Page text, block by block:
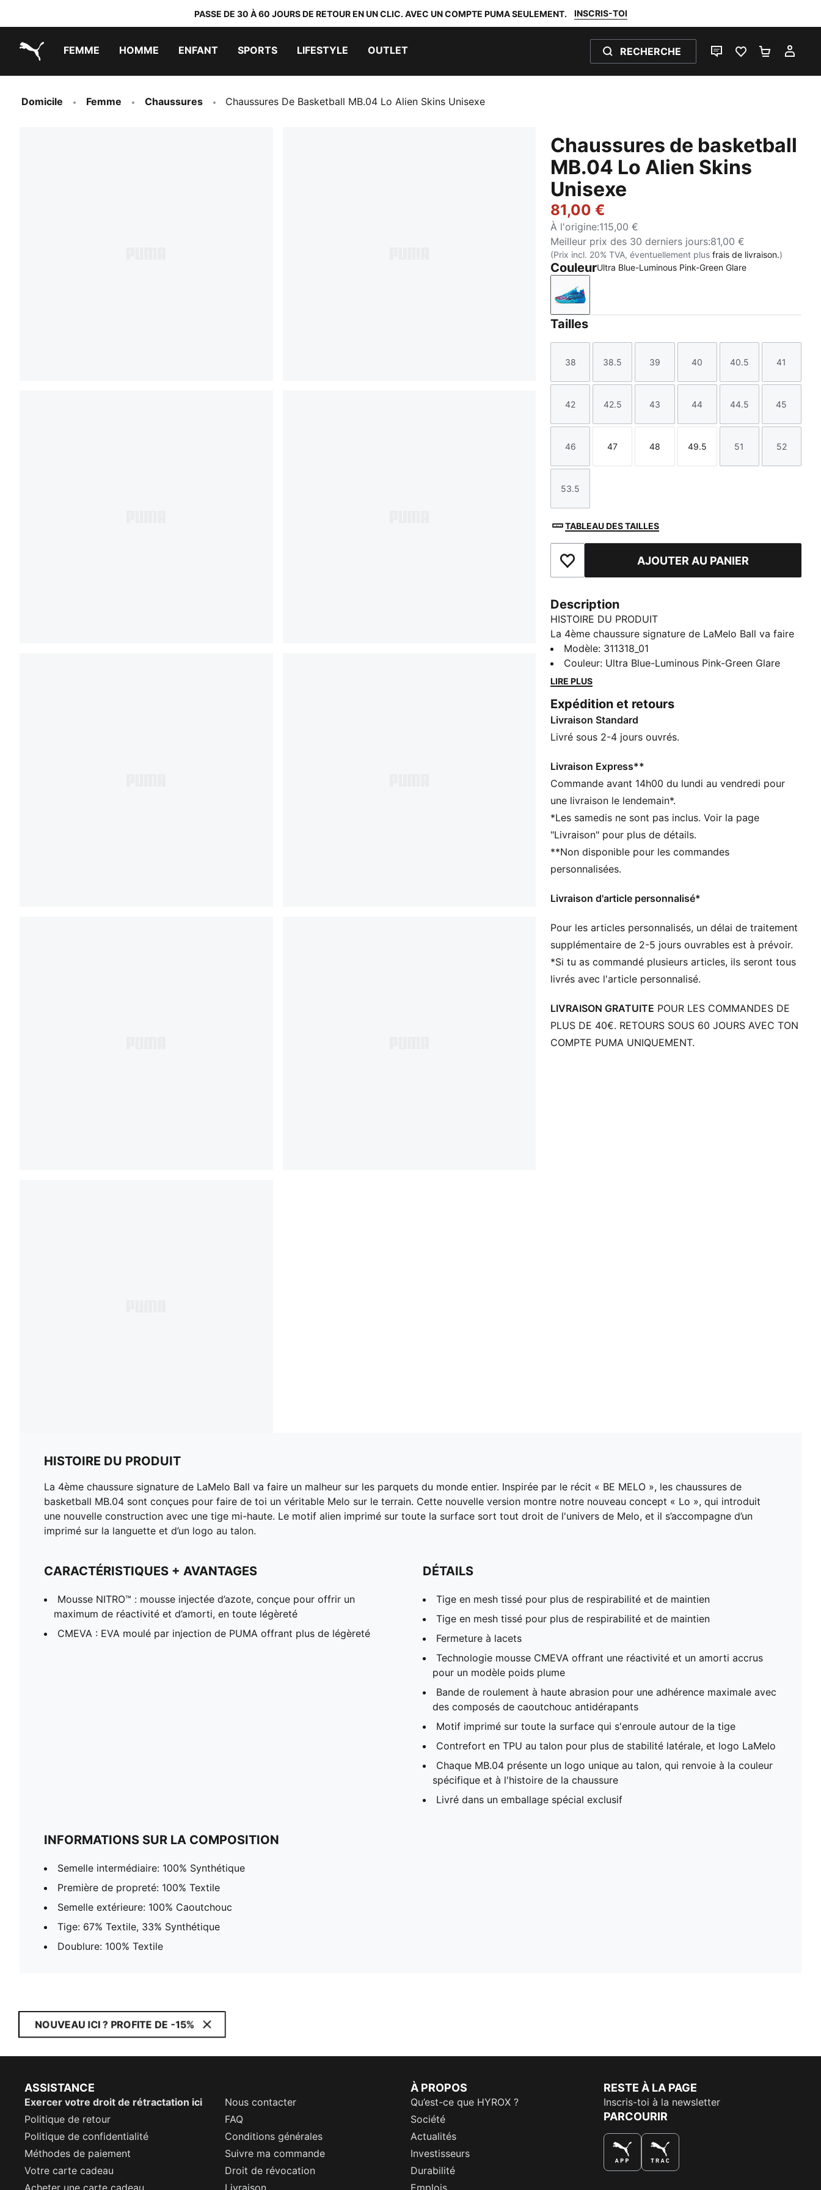
PASSE DE 30 À 60 JOURS DE RETOUR EN UN CLIC. AVEC UN COMPTE PUMA SEULEMENT. INSCRIS-TOI
FEMME HOMME ENFANT SPORTS LIFESTYLE OUTLET RECHERCHE
LIVE CHATFAVORIS 0PANIER 0
Domicile Femme Chaussures Chaussures De Basketball MB.04 Lo Alien Skins Unisexe
Chaussures de basketball
MB.04 Lo Alien Skins
Unisexe
81,00 €
À l'origine:115,00 €
Meilleur prix des 30 derniers jours:81,00 €
(Prix incl. 20% TVA, éventuellement plusfrais de livraison.)
CouleurUltra Blue-Luminous Pink-Green Glare
Ultra Blue-Luminous Pink-Green Glare
Tailles
Taille
38
Taille
38.5
Taille
39
Taille
40
Taille
40.5
Taille
41
Taille
42
Taille
42.5
Taille
43
Taille
44
Taille
44.5
Taille
45
Taille
46
Taille
47
Taille
48
Taille
49.5
Taille
51
Taille
52
Taille
53.5
TABLEAU DES TAILLES
Ajouter aux favorisAJOUTER AU PANIER
Description
HISTOIRE DU PRODUIT
La 4ème chaussure signature de LaMelo Ball va faire
un malheur sur les parquets du monde entier. Inspirée
par le récit « BE MELO », les chaussures de
basketball MB.04 sont conçues pour faire de toi un
montre notre nouveau concept « Lo », qui introduit
une nouvelle construction avec une tige mi-haute. Le
motif alien imprimé sur toute la surface sort tout
imprimé sur la languette et d’un logo au talon.
CARACTÉRISTIQUES + AVANTAGES
Mousse NITRO™ : mousse injectée d’azote, conçue
toute légèreté
CMEVA : EVA moulé par injection de PUMA offrant
plus de légèreté
DÉTAILS
maintien
maintien
Fermeture à lacets
Technologie mousse CMEVA offrant une réactivité et
un amorti accrus pour un modèle poids plume
Bande de roulement à haute abrasion pour une
caoutchouc antidérapants
Motif imprimé sur toute la surface qui s'enroule
autour de la tige
Modèle: 311318_01
Couleur: Ultra Blue-Luminous Pink-Green Glare
LIRE PLUS
Expédition et retours
Livraison Standard
Livré sous 2-4 jours ouvrés.
Livraison Express**
Commande avant 14h00 du lundi au vendredi pour
une livraison le lendemain*.
*Les samedis ne sont pas inclus. Voir la page
"Livraison" pour plus de détails.
**Non disponible pour les commandes
personnalisées.
Livraison d'article personnalisé*
Pour les articles personnalisés, un délai de traitement
supplémentaire de 2-5 jours ouvrables est à prévoir.
*Si tu as commandé plusieurs articles, ils seront tous
livrés avec l'article personnalisé.
LIVRAISON GRATUITE POUR LES COMMANDES DE
PLUS DE 40€. RETOURS SOUS 60 JOURS AVEC TON
COMPTE PUMA UNIQUEMENT.
HISTOIRE DU PRODUIT
La 4ème chaussure signature de LaMelo Ball va faire un malheur sur les parquets du monde entier. Inspirée par le récit « BE MELO », les chaussures de
basketball MB.04 sont conçues pour faire de toi un véritable Melo sur le terrain. Cette nouvelle version montre notre nouveau concept « Lo », qui introduit
une nouvelle construction avec une tige mi-haute. Le motif alien imprimé sur toute la surface sort tout droit de l'univers de Melo, et il s’accompagne d’un
imprimé sur la languette et d’un logo au talon.
CARACTÉRISTIQUES + AVANTAGES
Mousse NITRO™ : mousse injectée d’azote, conçue pour offrir un
maximum de réactivité et d’amorti, en toute légèreté
CMEVA : EVA moulé par injection de PUMA offrant plus de légèreté
DÉTAILS
Tige en mesh tissé pour plus de respirabilité et de maintien
Tige en mesh tissé pour plus de respirabilité et de maintien
Fermeture à lacets
Technologie mousse CMEVA offrant une réactivité et un amorti accrus
pour un modèle poids plume
Bande de roulement à haute abrasion pour une adhérence maximale avec
des composés de caoutchouc antidérapants
Motif imprimé sur toute la surface qui s'enroule autour de la tige
Contrefort en TPU au talon pour plus de stabilité latérale, et logo LaMelo
Chaque MB.04 présente un logo unique au talon, qui renvoie à la couleur
spécifique et à l'histoire de la chaussure
Livré dans un emballage spécial exclusif
INFORMATIONS SUR LA COMPOSITION
Semelle intermédiaire: 100% Synthétique
Première de propreté: 100% Textile
Semelle extérieure: 100% Caoutchouc
Tige: 67% Textile, 33% Synthétique
Doublure: 100% Textile
NOUVEAU ICI ? PROFITE DE -15%
ASSISTANCE
Exercer votre droit de rétractation ici
Nous contacter
Politique de retour
FAQ
Politique de confidentialité
Conditions générales
Méthodes de paiement
Suivre ma commande
Votre carte cadeau
Droit de révocation
À PROPOS
Qu’est-ce que HYROX ?
Société
Actualités
Investisseurs
Durabilité
RESTE À LA PAGE
Inscris-toi à la newsletter
PARCOURIR